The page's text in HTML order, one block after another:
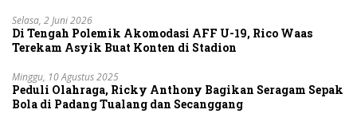
Selasa, 2 Juni 2026
Di Tengah Polemik Akomodasi AFF U-19, Rico Waas
Terekam Asyik Buat Konten di Stadion
Minggu, 10 Agustus 2025
Peduli Olahraga, Ricky Anthony Bagikan Seragam Sepak
Bola di Padang Tualang dan Secanggang